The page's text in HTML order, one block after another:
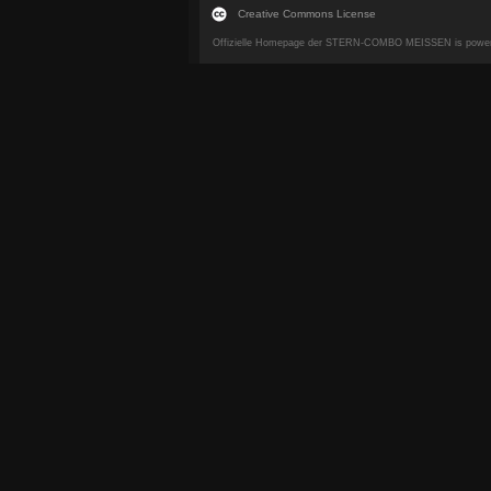
Creative Commons License
Offizielle Homepage der STERN-COMBO MEISSEN is